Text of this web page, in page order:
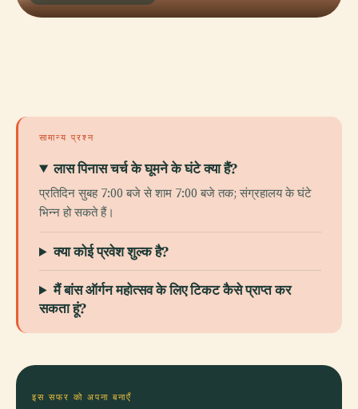
सामान्य प्रश्न
लास पिनास चर्च के घूमने के घंटे क्या हैं?
प्रतिदिन सुबह 7:00 बजे से शाम 7:00 बजे तक; संग्रहालय के घंटे
भिन्न हो सकते हैं।
क्या कोई प्रवेश शुल्क है?
मैं बांस ऑर्गन महोत्सव के लिए टिकट कैसे प्राप्त कर
सकता हूं?
इस सफर को अपना बनाएँ